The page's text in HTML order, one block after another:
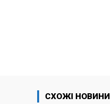
СХОЖІ НОВИНИ